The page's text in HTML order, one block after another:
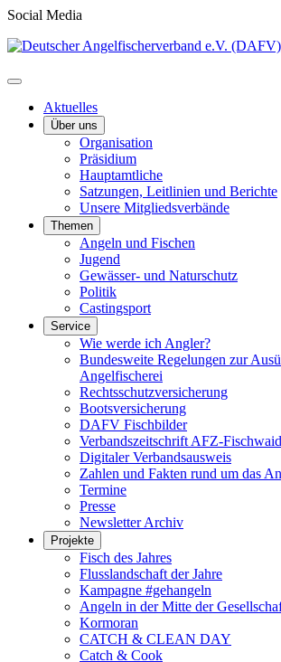
Social Media
Aktuelles
Über uns
Organisation
Präsidium
Hauptamtliche
Satzungen, Leitlinien und Berichte
Unsere Mitgliedsverbände
Themen
Angeln und Fischen
Jugend
Gewässer- und Naturschutz
Politik
Castingsport
Service
Wie werde ich Angler?
Bundesweite Regelungen zur
Angelfischerei
Rechtsschutzversicherung
Bootsversicherung
DAFV Fischbilder
Verbandszeitschrift AFZ-Fischwaid
Digitaler Verbandsausweis
Zahlen und Fakten rund um das
Termine
Presse
Newsletter Archiv
Projekte
Fisch des Jahres
Flusslandschaft der Jahre
Kampagne #gehangeln
Angeln in der Mitte der
Kormoran
CATCH & CLEAN DAY
Catch & Cook